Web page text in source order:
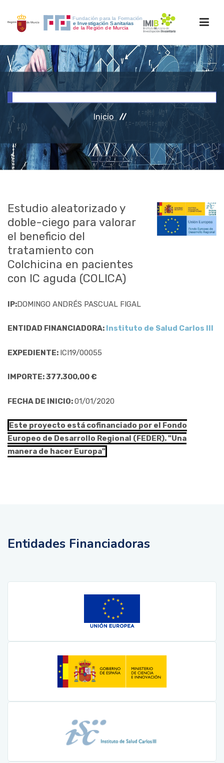
INICIO
INVESTIGACIÓN
RRHH
ACCESO PERSONAL
Inicio
Estudio aleatorizado y
doble-ciego para valorar
el beneficio del
tratamiento con
Colchicina en pacientes
con IC aguda (COLICA)
IP:DOMINGO ANDRÉS PASCUAL FIGAL
ENTIDAD FINANCIADORA: Instituto de Salud Carlos III
EXPEDIENTE: ICI19/00055
IMPORTE: 377.300,00 €
FECHA DE INICIO:01/01/2020
Este proyecto está cofinanciado por el Fondo
Europeo de Desarrollo Regional (FEDER). "Una
manera de hacer Europa"
Entidades Financiadoras